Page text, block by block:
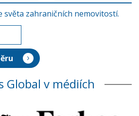
světa zahraničních nemovitostí.
Global v médiích